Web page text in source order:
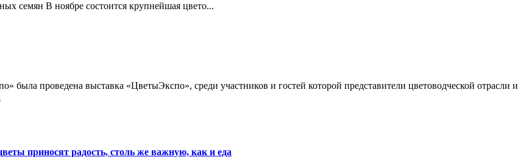
В ноябре состоится крупнейшая цвето...
была проведена выставка «ЦветыЭкспо», среди участников и гостей которой представители цветоводческой отрасли и
приносят радость, столь же важную, как и еда